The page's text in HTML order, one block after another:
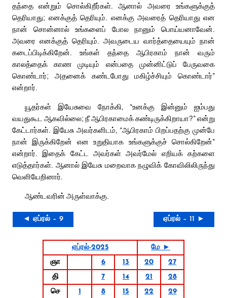
தந்தை என்றும் சொல்கிறீர்கள். ஆனால் அவரை உங்களுக்குத்
தெரியாது; எனக்குத் தெரியும். எனக்கு அவரைத் தெரியாது என
நான் சொன்னால் உங்களைப் போல நானும் பொய்யனாவேன்.
அவரை எனக்குத் தெரியும். அவருடைய வார்த்தையையும் நான்
கடைப்பிடிக்கிறேன். உங்கள் தந்தை ஆபிரகாம் நான் வரும்
காலத்தைக் காண முடியும் என்பதை முன்னிட்டுப் பேருவகை
கொண்டார்; அதனைக் கண்டபோது மகிழ்ச்சியும் கொண்டார்”
என்றார்.
யூதர்கள் இயேசுவை நோக்கி, “உனக்கு இன்னும் ஐம்பது
வயதுகூட ஆகவில்லை; நீ ஆபிரகாமைக் கண்டிருக்கிறாயா?” என்று
கேட்டார்கள். இயேசு அவர்களிடம், “ஆபிரகாம் பிறப்பதற்கு முன்பே
நான் இருக்கிறேன் என உறுதியாக உங்களுக்குச் சொல்கிறேன்”
என்றார். இதைக் கேட்ட அவர்கள் அவர்மேல் எறியக் கற்களை
எடுத்தார்கள். ஆனால் இயேசு மறைவாக நழுவிக் கோவிலிலிருந்து
வெளியேறினார்.
ஆண்டவரின் அருள்வாக்கு.
◄ ஏப்ரல் – 9 ஏப்ரல் – 11 ►
ஏப்ரல்-2025
மே ►
ஞா
6 13 20
27
தி
7 14 21
28
செ
1 8 15 22
29